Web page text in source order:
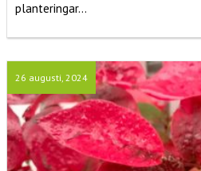
planteringar...
26 augusti, 2024